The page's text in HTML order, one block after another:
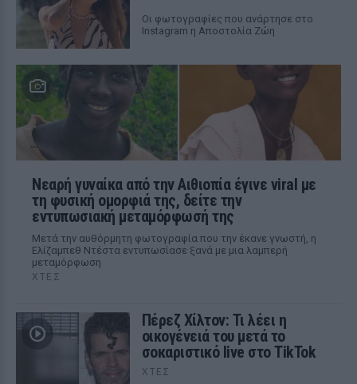
Οι φωτογραφίες που ανάρτησε στο
Instagram η Αποστολία Ζώη
Νεαρή γυναίκα από την Αιθιοπία έγινε viral με
τη φυσική ομορφιά της, δείτε την
εντυπωσιακή μεταμόρφωσή της
Μετά την αυθόρμητη φωτογραφία που την έκανε γνωστή, η
Ελίζαμπεθ Ντέστα εντυπωσίασε ξανά με μια λαμπερή
μεταμόρφωση
ΧΤΕΣ
Πέρεζ Χίλτον: Τι λέει η
οικογένειά του μετά το
σοκαριστικό live στο TikTok
ΧΤΕΣ